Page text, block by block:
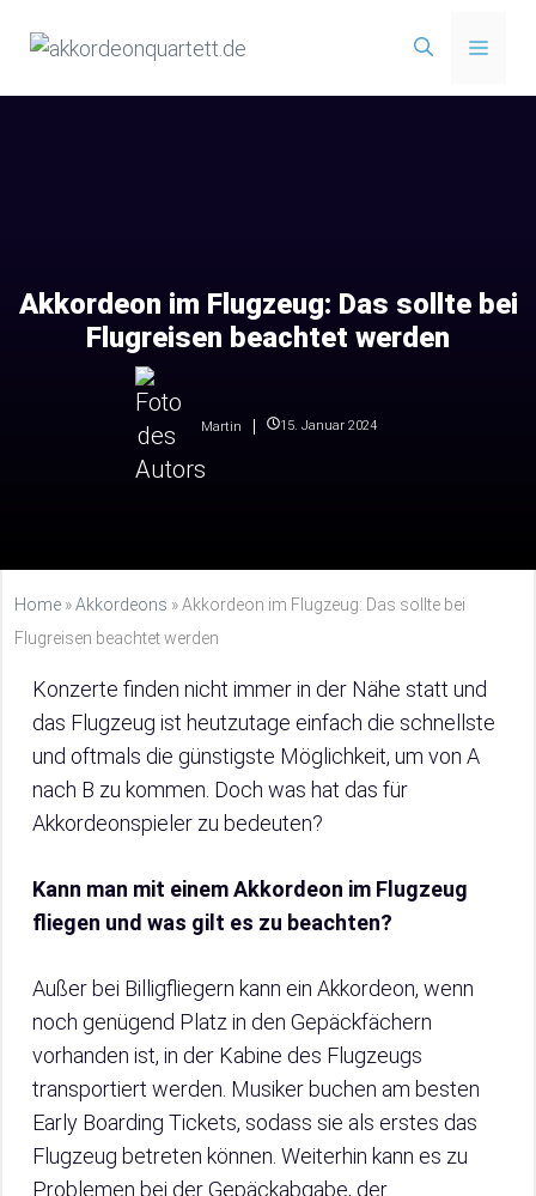
Inhalt
Menü
Akkordeon im Flugzeug: Das sollte bei
Flugreisen beachtet werden
Martin 15. Januar 2024
Home »Akkordeons »Akkordeon im Flugzeug: Das sollte bei
Flugreisen beachtet werden
Konzerte finden nicht immer in der Nähe statt und
das Flugzeug ist heutzutage einfach die schnellste
und oftmals die günstigste Möglichkeit, um von A
nach B zu kommen. Doch was hat das für
Akkordeonspieler zu bedeuten?
Kann man mit einem Akkordeon im Flugzeug
fliegen und was gilt es zu beachten?
Außer bei Billigfliegern kann ein Akkordeon, wenn
noch genügend Platz in den Gepäckfächern
vorhanden ist, in der Kabine des Flugzeugs
transportiert werden. Musiker buchen am besten
Early Boarding Tickets, sodass sie als erstes das
Flugzeug betreten können. Weiterhin kann es zu
Problemen bei der Gepäckabgabe, der